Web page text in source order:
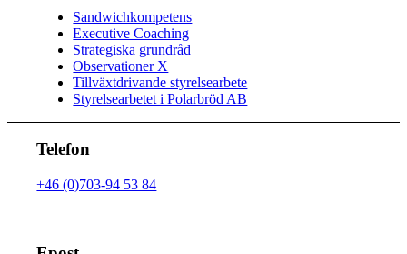
Sandwichkompetens
Executive Coaching
Strategiska grundråd
Observationer X
Tillväxtdrivande styrelsearbete
Styrelsearbetet i Polarbröd AB
Telefon
+46 (0)703-94 53 84